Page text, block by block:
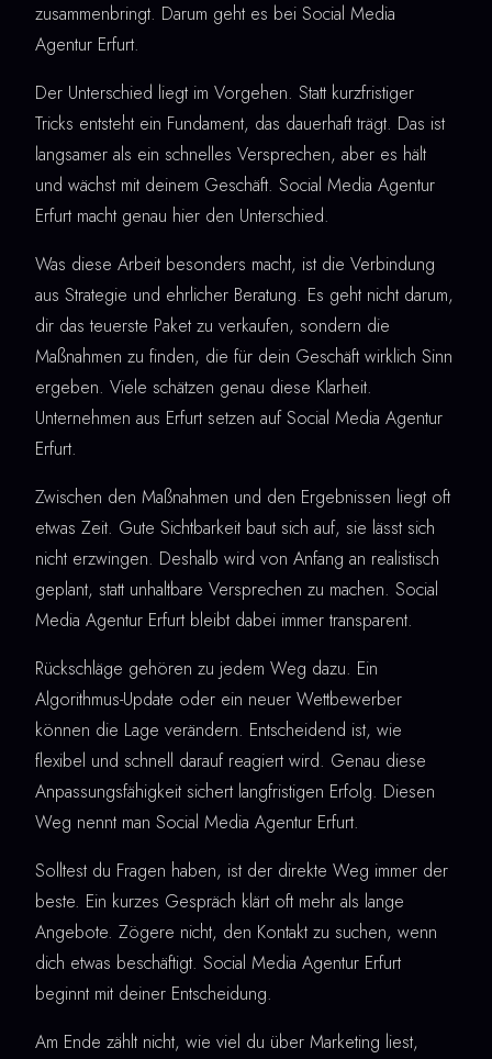
zusammenbringt. Darum geht es bei Social Media
Agentur Erfurt.
Der Unterschied liegt im Vorgehen. Statt kurzfristiger
Tricks entsteht ein Fundament, das dauerhaft trägt. Das ist
langsamer als ein schnelles Versprechen, aber es hält
und wächst mit deinem Geschäft. Social Media Agentur
Erfurt macht genau hier den Unterschied.
Was diese Arbeit besonders macht, ist die Verbindung
aus Strategie und ehrlicher Beratung. Es geht nicht darum,
dir das teuerste Paket zu verkaufen, sondern die
Maßnahmen zu finden, die für dein Geschäft wirklich Sinn
ergeben. Viele schätzen genau diese Klarheit.
Unternehmen aus Erfurt setzen auf Social Media Agentur
Erfurt.
Zwischen den Maßnahmen und den Ergebnissen liegt oft
etwas Zeit. Gute Sichtbarkeit baut sich auf, sie lässt sich
nicht erzwingen. Deshalb wird von Anfang an realistisch
geplant, statt unhaltbare Versprechen zu machen. Social
Media Agentur Erfurt bleibt dabei immer transparent.
Rückschläge gehören zu jedem Weg dazu. Ein
Algorithmus-Update oder ein neuer Wettbewerber
können die Lage verändern. Entscheidend ist, wie
flexibel und schnell darauf reagiert wird. Genau diese
Anpassungsfähigkeit sichert langfristigen Erfolg. Diesen
Weg nennt man Social Media Agentur Erfurt.
Solltest du Fragen haben, ist der direkte Weg immer der
beste. Ein kurzes Gespräch klärt oft mehr als lange
Angebote. Zögere nicht, den Kontakt zu suchen, wenn
dich etwas beschäftigt. Social Media Agentur Erfurt
beginnt mit deiner Entscheidung.
Am Ende zählt nicht, wie viel du über Marketing liest,